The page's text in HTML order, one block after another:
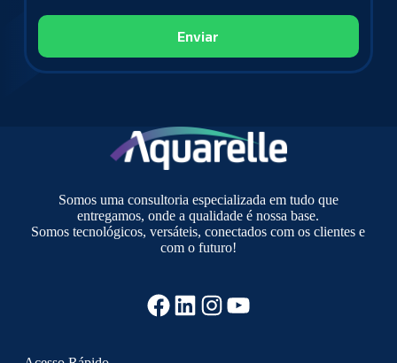
Somos uma consultoria especializada em tudo que
entregamos, onde a qualidade é nossa base.
Somos tecnológicos, versáteis, conectados com os clientes e
com o futuro!
Facebook
LinkedIn
Instagram
YouTube